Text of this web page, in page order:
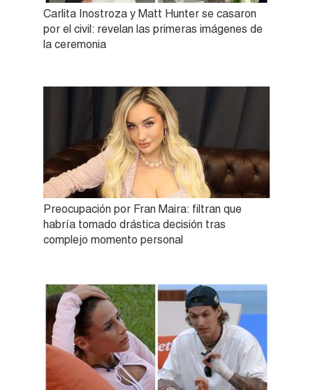
Carlita Inostroza y Matt Hunter se casaron
por el civil: revelan las primeras imágenes de
la ceremonia
Preocupación por Fran Maira: filtran que
habría tomado drástica decisión tras
complejo momento personal